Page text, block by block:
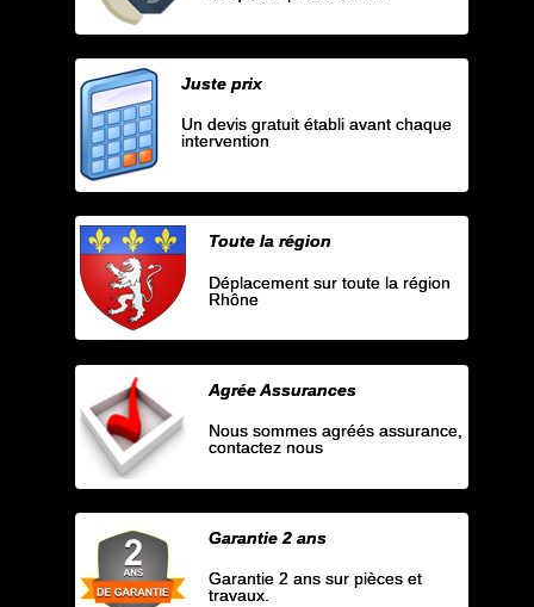
Juste prix
Un devis gratuit établi avant chaque
intervention
Toute la région
Déplacement sur toute la région
Rhône
Agrée Assurances
Nous sommes agréés assurance,
contactez nous
Garantie 2 ans
Garantie 2 ans sur pièces et
travaux.